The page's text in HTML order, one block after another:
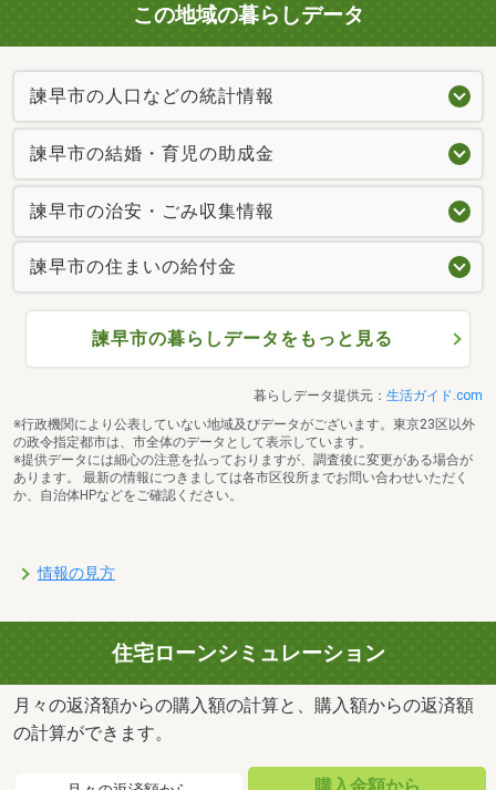
イオンタウン諫早西部台まで1620m （撮影年月：2026年2月）
この地域の暮らしデータ
諫早市の人口などの統計情報
諫早市の結婚・育児の助成金
諫早市の治安・ごみ収集情報
諫早市の住まいの給付金
諫早市の暮らしデータをもっと見る
暮らしデータ提供元： 生活ガイド.com
※行政機関により公表していない地域及びデータがございます。東京23区以外
の政令指定都市は、市全体のデータとして表示しています。
※提供データには細心の注意を払っておりますが、調査後に変更がある場合が
あります。 最新の情報につきましては各市区役所までお問い合わせいただく
か、自治体HPなどをご確認ください。
情報の見方
住宅ローンシミュレーション
月々の返済額からの購入額の計算と、購入額からの返済額
の計算ができます。